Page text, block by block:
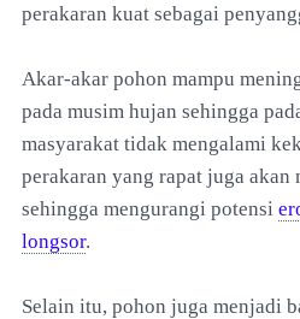
perakaran kuat sebagai
Akar-akar pohon mampu
pada musim hujan sehingga
masyarakat tidak mengalami
perakaran yang rapat juga akan
sehingga mengurangi potensi
longsor.
Selain itu, pohon juga menjadi